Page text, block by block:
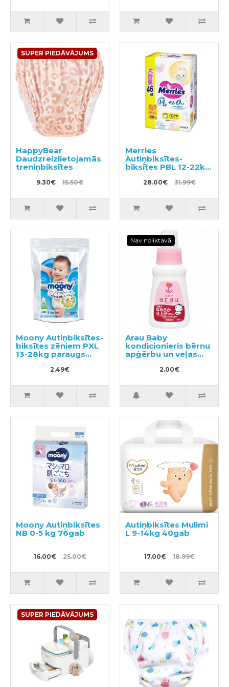
SUPER PIEDĀVĀJUMS
HappyBear
Daudzreizlietojamās
treniņbiksītes
9.30€ 15.50€
Merries
Autiņbiksītes-
biksītes PBL 12-22kg
28.00€ 31.99€
Moony Autiņbiksītes-
biksītes zēniem PXL
13-28kg paraugs
2.49€
Nav noliktavā
Arau Baby
kondicionieris bērnu
apģērbu un veļas
mazgāšanai,
paraugs 50ml
2.00€
Moony Autiņbiksītes
NB 0-5 kg 76gab
16.00€ 25.00€
Autiņbiksītes Mulimi
L 9-14kg 40gab
17.00€ 18.99€
SUPER PIEDĀVĀJUMS